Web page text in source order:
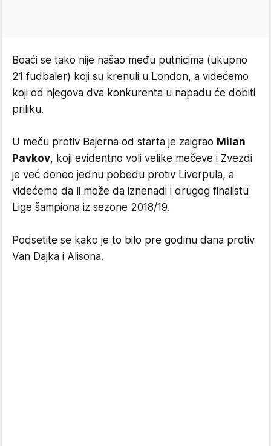
Boaći se tako nije našao među putnicima (ukupno
21 fudbaler) koji su krenuli u London, a videćemo
koji od njegova dva konkurenta u napadu će dobiti
priliku.
U meču protiv Bajerna od starta je zaigrao Milan
Pavkov, koji evidentno voli velike mečeve i Zvezdi
je već doneo jednu pobedu protiv Liverpula, a
videćemo da li može da iznenadi i drugog finalistu
Lige šampiona iz sezone 2018/19.
Podsetite se kako je to bilo pre godinu dana protiv
Van Dajka i Alisona.